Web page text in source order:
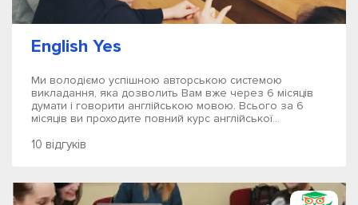
English Yes
Ми володіємо успішною авторською системою
викладання, яка дозволить Вам вже через 6 місяців
думати і говорити англійською мовою. Всього за 6
місяців ви проходите повний курс англійської...
10 відгуків